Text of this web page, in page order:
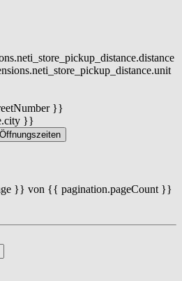
}}
}}
Öffnungszeiten
}} von {{ pagination.pageCount }}